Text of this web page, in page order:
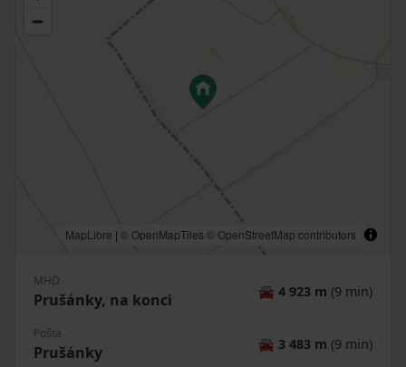
MapLibre | © OpenMapTiles © OpenStreetMap contributors
MHD
Prušánky, na konci 🚘 4 923 m (9 min)
Pošta
Prušánky 🚘 3 483 m (9 min)